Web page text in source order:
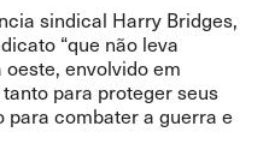
sindical Harry Bridges,
“que não leva
envolvido em
para protegerseus
para combater a guerra e